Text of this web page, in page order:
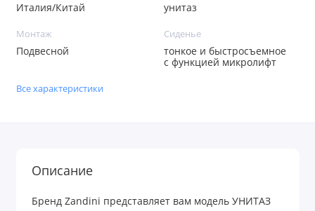
Италия/Китай унитаз
Монтаж
Подвесной
Сиденье
тонкое и быстросъемное
с функцией микролифт
Все характеристики
Описание
Бренд Zandini представляет вам модель УНИТАЗ